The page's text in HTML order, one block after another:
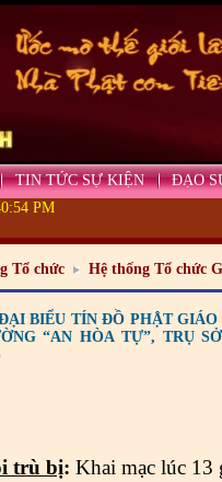
TIN TỨC SỰ KIỆN ĐẠO
PM
Tổ chức Hệ thống Tổ chức
BIỂU TÍN ĐỒ PHẬT GIÁO
“AN HÒA TỰ”, TRỤ
trù bị: Khai mạc lúc 13